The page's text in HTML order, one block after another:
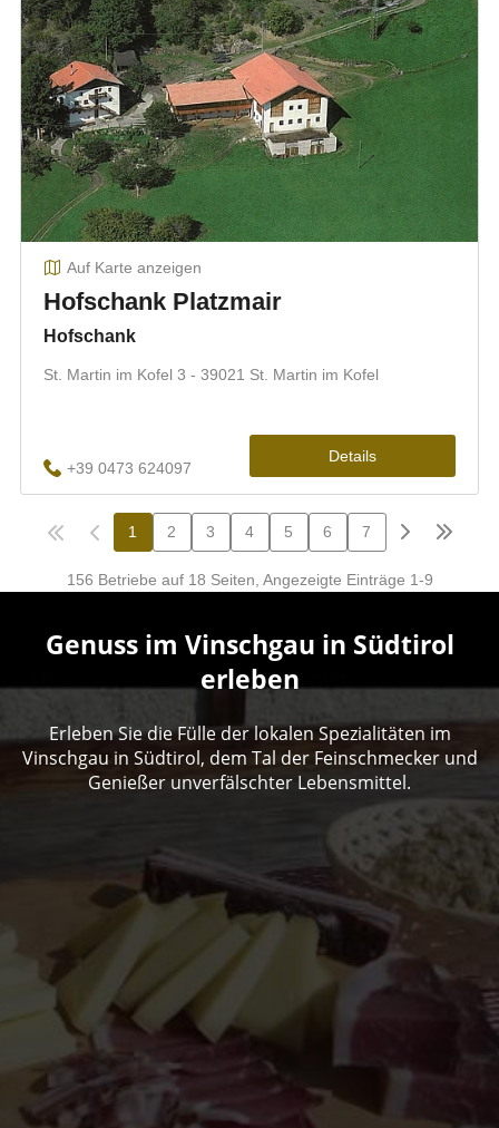
Genuss im Vinschgau in Südtirol
erleben
Erleben Sie die Fülle der lokalen Spezialitäten im
Vinschgau in Südtirol, dem Tal der Feinschmecker und
Genießer unverfälschter Lebensmittel.